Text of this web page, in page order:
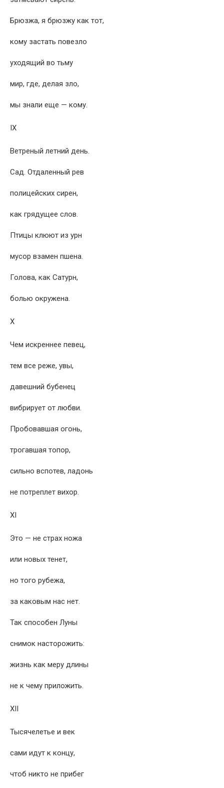
Брюзжа, я брюзжу как тот,
кому застать повезло
уходящий во тьму
мир, где, делая зло,
мы знали еще — кому.
IX
Ветреный летний день.
Сад. Отдаленный рев
полицейских сирен,
как грядущее слов.
Птицы клюют из урн
мусор взамен пшена.
Голова, как Сатурн,
болью окружена.
X
Чем искреннее певец,
тем все реже, увы,
давешний бубенец
вибрирует от любви.
Пробовавшая огонь,
трогавшая топор,
сильно вспотев, ладонь
не потреплет вихор.
XI
Это — не страх ножа
или новых тенет,
но того рубежа,
за каковым нас нет.
Так способен Луны
снимок насторожить:
жизнь как меру длины
не к чему приложить.
XII
Тысячелетье и век
сами идут к концу,
чтоб никто не прибег